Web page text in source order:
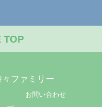
TOP
ファミリー
お問い合わせ